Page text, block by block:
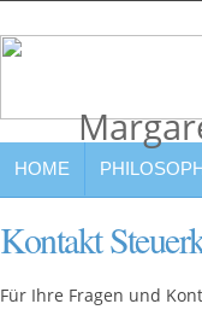
HOME
Kontakt
Für Ihre Fragen und